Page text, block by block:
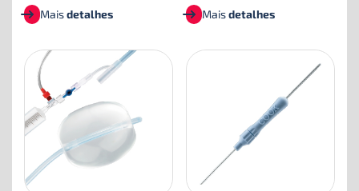
Maisdetalhes Maisdetalhes